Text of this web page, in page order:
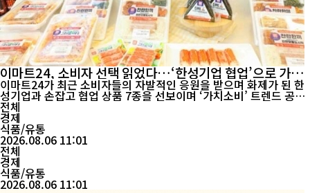
이마트24, 소비자 선택 읽었다…‘한성기업 협업’으로 가치
소비 공략
이마트24가 최근 소비자들의 자발적인 응원을 받으며 화제가 된 한
성기업과 손잡고 협업 상품 7종을 선보이며 ‘가치소비’ 트렌드 공략
에 나섰다. 편의점 업계가 유명 맛집과 캐릭터, 인기 브랜드 협업을
잇달아 선보이는 가운데, 이마트24는 최근 사회공헌 활동으로 소비
자들의 공감을 얻은 기업과 협업을 선택하며 차별화 전략을 펼쳤다
전체
경제
식품/유통
2026.08.06 11:01
전체
경제
식품/유통
2026.08.06 11:01